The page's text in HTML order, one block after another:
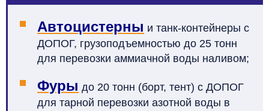
Автоцистерны и танк-контейнеры с
ДОПОГ, грузоподъемностью до 25 тонн
для перевозки аммиачной воды наливом;
Фуры до 20 тонн (борт, тент) с ДОПОГ
для тарной перевозки азотной воды в